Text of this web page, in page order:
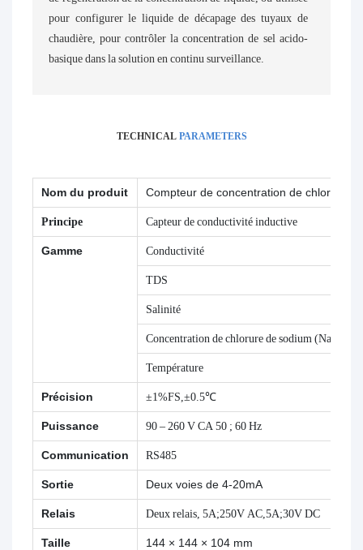
pour configurer le liquide de décapage des tuyaux de
chaudière, pour contrôler la concentration de sel acido-
basique dans la solution en continu surveillance.
TECHNICAL PARAMETERS
Nom du produit Compteur de concentration de chlorure
Principe Capteur de conductivité inductive
Gamme Conductivité
TDS
Salinité
Concentration de chlorure de sodium (NaCl)
Température
Précision ±1%FS,±0.5℃
Puissance 90 – 260 V CA 50 ; 60 Hz
Communication RS485
Sortie Deux voies de 4-20mA
Relais Deux relais, 5A;250V AC,5A;30V DC
Taille 144 × 144 × 104 mm